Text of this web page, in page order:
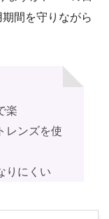
間を守りながら
楽
レンズを使
りにくい